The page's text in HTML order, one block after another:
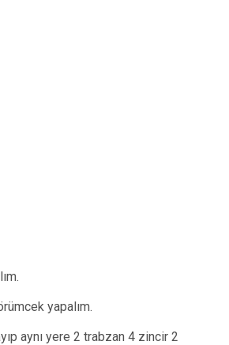
yapalım.
aynı yere 2 trabzan 4 zincir 2